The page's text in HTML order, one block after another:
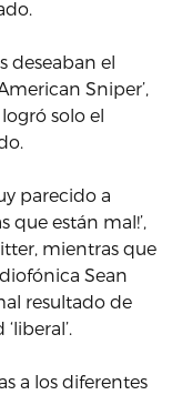
deseaban el
Sniper’,
solo el
parecido a
que están mal!’,
mientras que
Sean
resultado de
a los diferentes